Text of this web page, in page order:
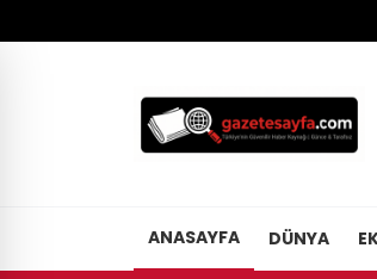
ANASAYFA DÜNYA